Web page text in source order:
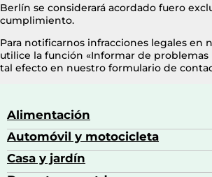
Berlín se considerará acordado fuero
cumplimiento.
Para notificarnos infracciones legales en
utilice la función «Informar de problemas
tal efecto en nuestro formulario de
Alimentación
Bebidas
Bebidas espirituosas
Brandy
Automóvil y motocicleta
Accesorios para coche
Casa y jardín